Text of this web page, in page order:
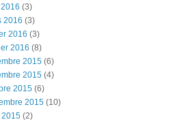
(3)
2016 (3)
2016 (3)
2016 (8)
2015 (6)
2015 (4)
2015 (6)
2015 (10)
2015 (2)